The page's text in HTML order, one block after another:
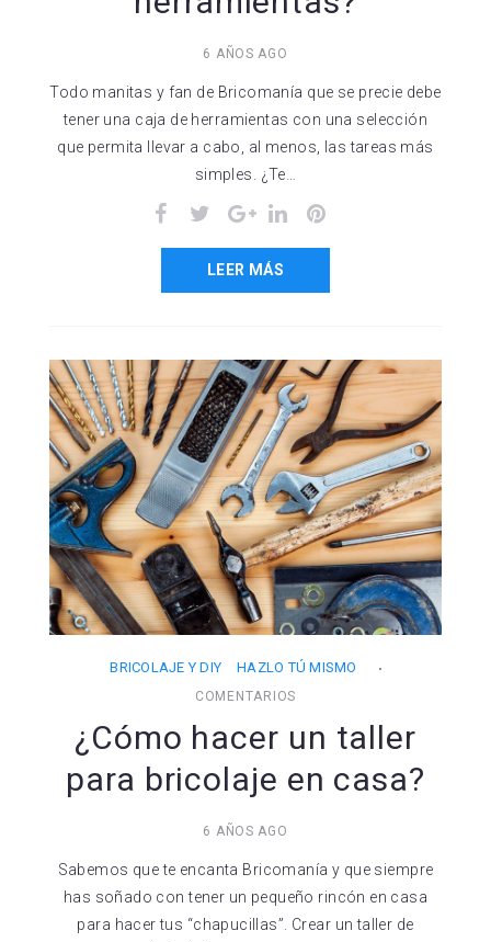
6 AÑOS AGO
Todo manitas y fan de Bricomanía que se precie debe
tener una caja de herramientas con una selección
que permita llevar a cabo, al menos, las tareas más
simples. ¿Te…
FacebookTwitter Google+ LinkedIn
LEER MÁS
BRICOLAJE Y DIY HAZLO TÚ MISMO
COMENTARIOS
¿Cómo hacer un taller
para bricolaje en casa?
6 AÑOS AGO
Sabemos que te encanta Bricomanía y que siempre
has soñado con tener un pequeño rincón en casa
para hacer tus “chapucillas”. Crear un taller de